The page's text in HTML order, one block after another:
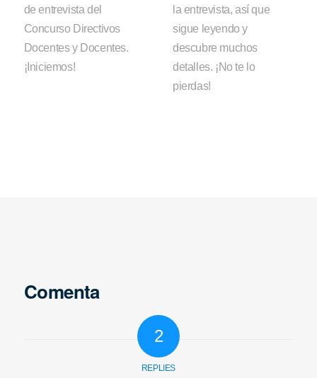
de entrevista del
Concurso Directivos
Docentes y Docentes.
¡Iniciemos!
la entrevista, así que
sigue leyendo y
descubre muchos
detalles. ¡No te lo
pierdas!
Comenta
2
REPLIES